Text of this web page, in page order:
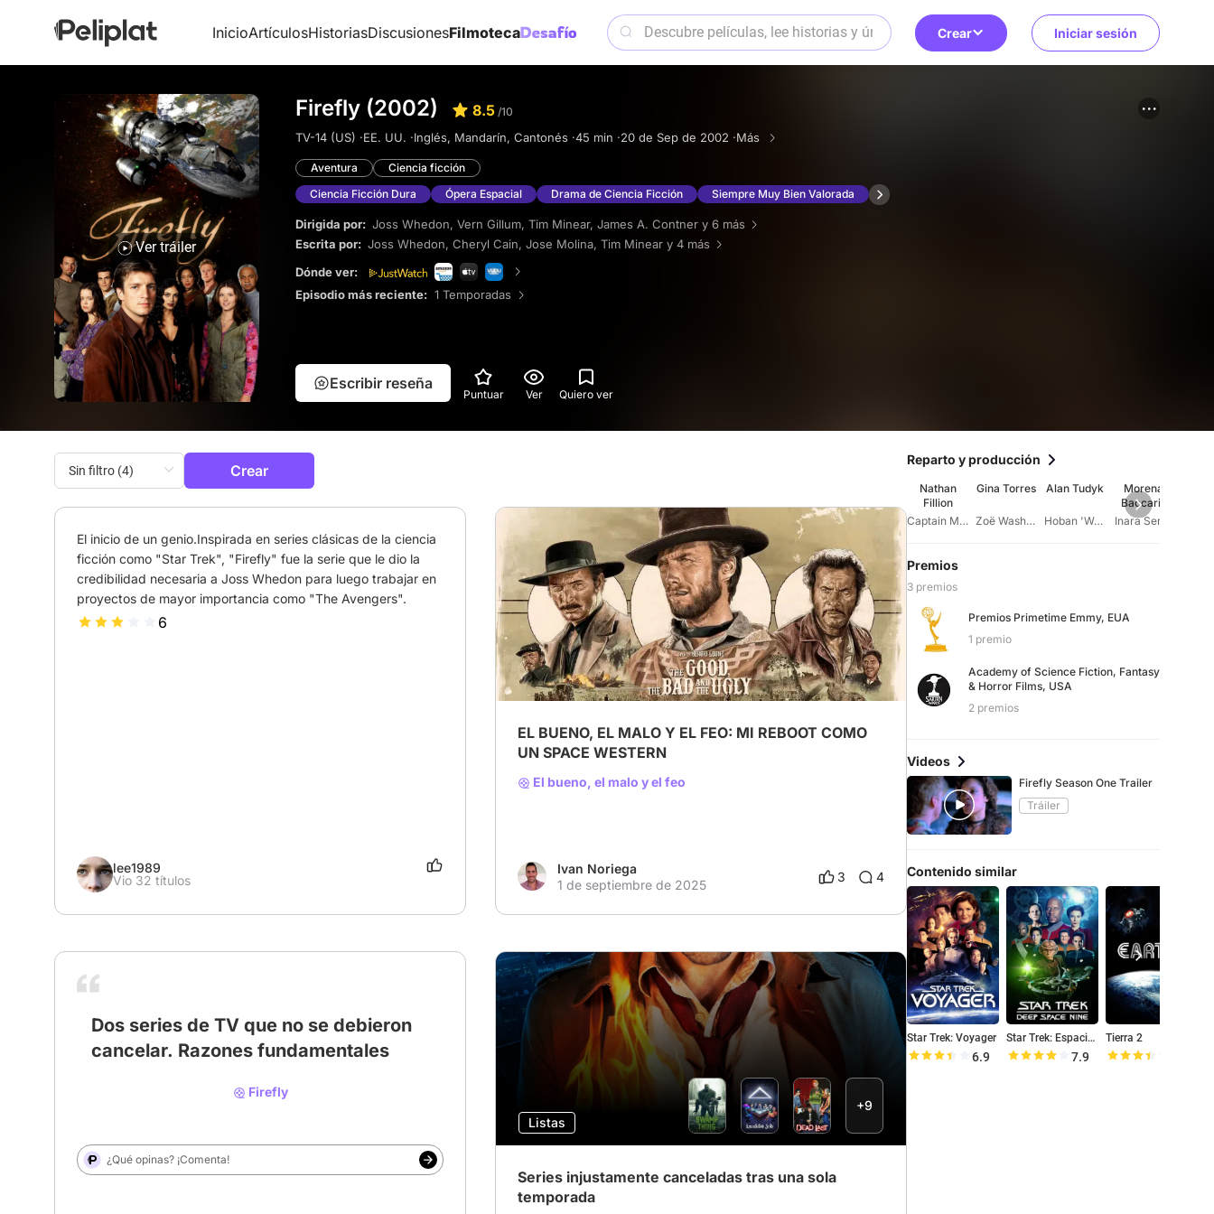
InicioArtículosHistoriasDiscusionesFilmoteca Crear Iniciar sesión
Ver tráiler
Firefly (2002) 8.5 /10
TV-14 (US) ·EE. UU. ·Inglés, Mandarín, Cantonés ·45 min ·20 de Sep de 2002 ·Más
Aventura
Ciencia ficción
Ciencia Ficción Dura
Ópera Espacial Drama de Ciencia Ficción Siempre Muy Bien Valorada
Dirigida por: Joss Whedon, Vern Gillum, Tim Minear, James A. Contner y 6 más
Escrita por: Joss Whedon, Cheryl Cain, Jose Molina, Tim Minear y 4 más
Dónde ver:
Episodio más reciente: 1 Temporadas
Escribir reseña
Puntuar Ver Quiero ver
Crear
El inicio de un genio.Inspirada en series clásicas de la ciencia
ficción como "Star Trek", "Firefly" fue la serie que le dio la
credibilidad necesaria a Joss Whedon para luego trabajar en
proyectos de mayor importancia como "The Avengers".
6
lee1989
Vio 32 títulos
# Escribe tu historia: tu propio reboot
# spaguetti western
# Reboot
EL BUENO, EL MALO Y EL FEO: MI REBOOT COMO
UN SPACE WESTERN
El bueno, el malo y el feo
Ivan Noriega
1 de septiembre de 2025
3 4
Dos series de TV que no se debieron
cancelar. Razones fundamentales
Firefly
¿Qué opinas? ¡Comenta!
Listas
+9
Series injustamente canceladas tras una sola
temporada
Reparto y producción
Nathan
Fillion
Captain Malcolm 'Mal' Reynolds
Gina Torres
Zoë Washburne
Alan Tudyk
Hoban 'Wash' Washburne
Morena
Baccarin
Inara Serra
Premios
3 premios
Premios Primetime Emmy, EUA
1 premio
Academy of Science Fiction, Fantasy
& Horror Films, USA
2 premios
Videos
Firefly Season One Trailer
Tráiler
Contenido similar
Star Trek: Voyager
6.9
Star Trek: Espacio profundo nueve
7.9
Tierra 2